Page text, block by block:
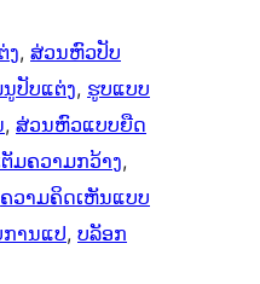
ງ, ສ່ວນຫົວປັບ
ນູປັບແຕ່ງ, ຮູບແບບ
, ສ່ວນຫົວແບບຍືດ
ມຄວາມກວ້າງ
ຄວາມຄິດເຫັນແບບ
ານແປ, ບລັອກ